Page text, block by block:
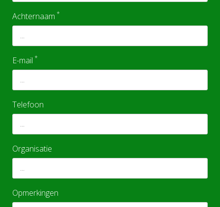
Achternaam *
E-mail *
Telefoon
Organisatie
Opmerkingen